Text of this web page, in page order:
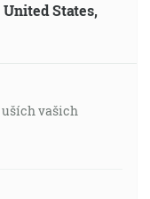
United States,
uších vašich